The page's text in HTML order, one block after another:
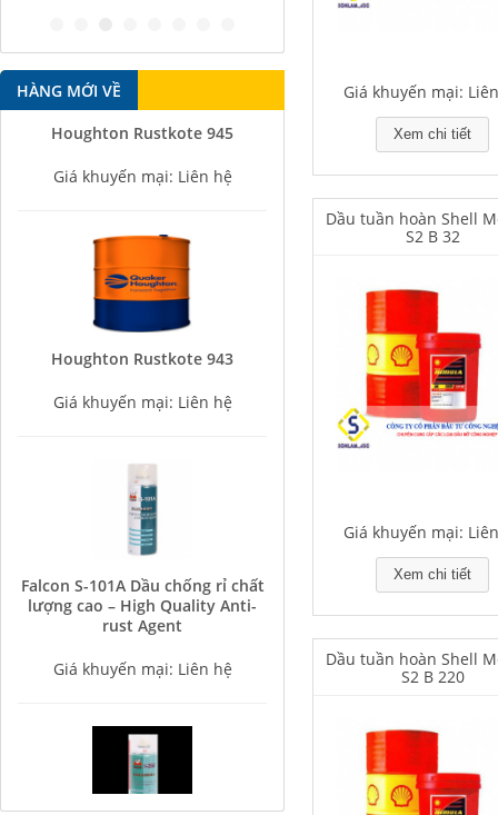
Giá khuyến mại:
Xem chi tiết
Dầu tuần hoàn Shell
S2 B 32
Giá khuyến mại:
Xem chi tiết
Dầu tuần hoàn Shell
S2 B 220
HÀNG MỚI VỀ
lượng cao – High Quality Anti-
rust Agent